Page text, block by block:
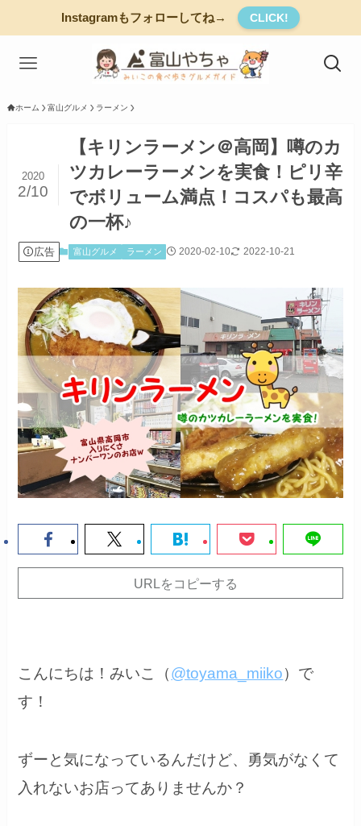
Instagramもフォローしてね→ CLICK!
ホーム 富山グルメ ラーメン
【キリンラーメン＠高岡】噂のカ
ツカレーラーメンを実食！ピリ辛
でボリューム満点！コスパも最高
の一杯♪
2020
2/10
広告 富山グルメ ラーメン 2020-02-10 2022-10-21
URLをコピーする
こんにちは！みいこ（@toyama_miiko）で
す！
ずーと気になっているんだけど、勇気がなくて
入れないお店ってありませんか？